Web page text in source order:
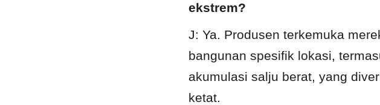
ekstrem?
J: Ya. Produsen terkemuka
bangunan spesifik lokasi,
akumulasi salju berat, yang
ketat.